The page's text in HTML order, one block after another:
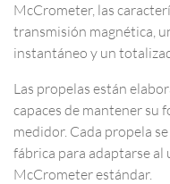
McCrometer, las
transmisión magnética,
instantáneo y un
Las propelas están
capaces de mantener su
medidor. Cada propela
fábrica para adaptarse
McCrometer estándar.